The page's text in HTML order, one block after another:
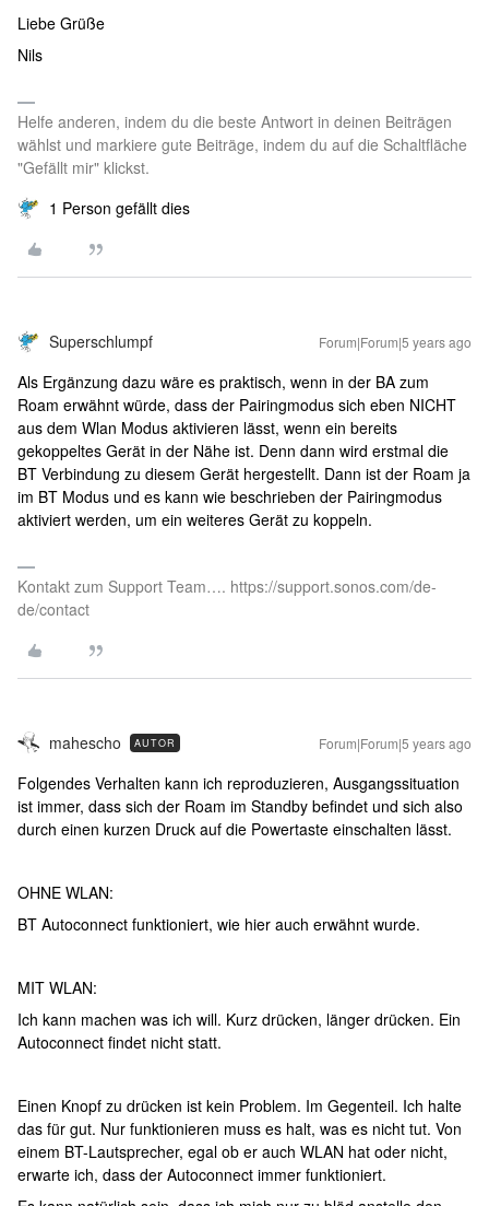
Liebe Grüße
Nils
Helfe anderen, indem du die beste Antwort in deinen Beiträgen
wählst und markiere gute Beiträge, indem du auf die Schaltfläche
"Gefällt mir" klickst.
1 Person gefällt dies
Superschlumpf Forum|Forum|5 years ago
Als Ergänzung dazu wäre es praktisch, wenn in der BA zum
Roam erwähnt würde, dass der Pairingmodus sich eben NICHT
aus dem Wlan Modus aktivieren lässt, wenn ein bereits
gekoppeltes Gerät in der Nähe ist. Denn dann wird erstmal die
BT Verbindung zu diesem Gerät hergestellt. Dann ist der Roam ja
im BT Modus und es kann wie beschrieben der Pairingmodus
aktiviert werden, um ein weiteres Gerät zu koppeln.
Kontakt zum Support Team…. https://support.sonos.com/de-
de/contact
mahescho AUTOR Forum|Forum|5 years ago
Folgendes Verhalten kann ich reproduzieren, Ausgangssituation
ist immer, dass sich der Roam im Standby befindet und sich also
durch einen kurzen Druck auf die Powertaste einschalten lässt.
OHNE WLAN:
BT Autoconnect funktioniert, wie hier auch erwähnt wurde.
MIT WLAN:
Ich kann machen was ich will. Kurz drücken, länger drücken. Ein
Autoconnect findet nicht statt.
Einen Knopf zu drücken ist kein Problem. Im Gegenteil. Ich halte
das für gut. Nur funktionieren muss es halt, was es nicht tut. Von
einem BT-Lautsprecher, egal ob er auch WLAN hat oder nicht,
erwarte ich, dass der Autoconnect immer funktioniert.